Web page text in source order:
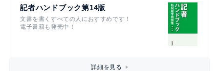
記者ハンドブック第14版
文書を書くすべての人におすすめです！
電子書籍も発売中！
詳細を見る